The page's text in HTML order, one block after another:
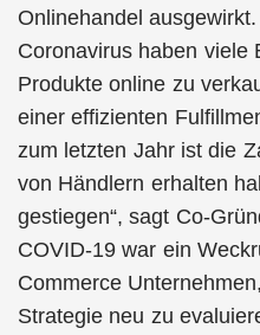
Onlinehandel
Coronavirus haben viele
Produkte online zu
einer effizienten
zum letzten Jahr ist die
von Händlern erhalten
gestiegen“, sagt Co-
COVID-19 war ein
Commerce
Strategie neu zu